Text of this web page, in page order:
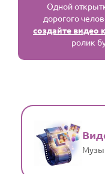
Одной
дорогого
создайте видео
ролик